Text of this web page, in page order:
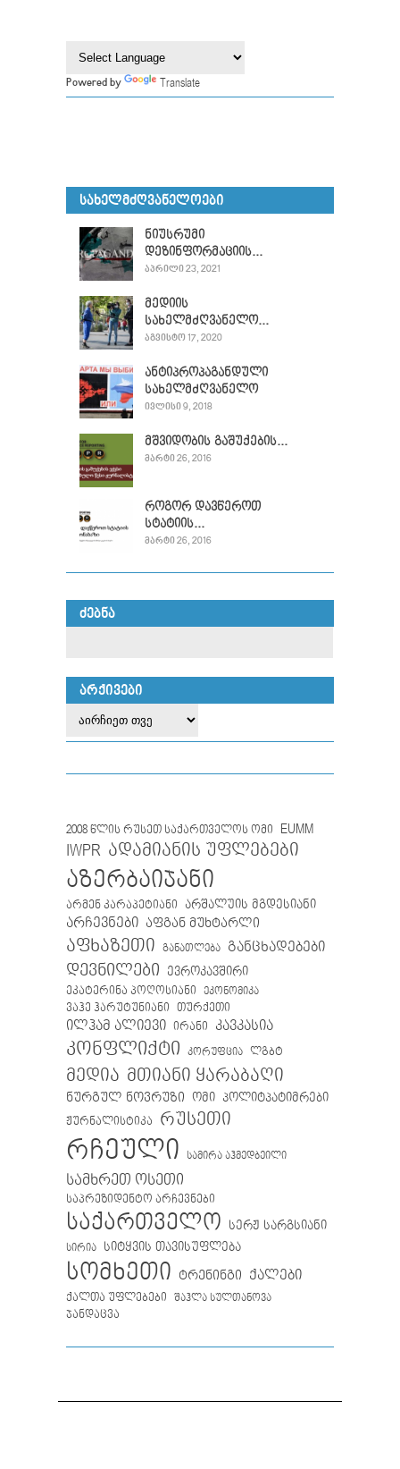
Powered by Translate
ᲡᲐᲮᲔᲚᲛᲫᲦᲕᲐᲜᲔᲚᲝᲔᲑᲘ
ნიუსრუმი
დეზინფორმაციის...
ᲐᲞᲠᲘᲚᲘ 23, 2021
მედიის
სახელმძღვანელო...
ᲐᲒᲕᲘᲡᲢᲝ 17, 2020
ანტიპროპაგანდული
სახელმძღვანელო
ᲘᲕᲚᲘᲡᲘ 9, 2018
მშვიდობის გაშუქების...
ᲛᲐᲠᲢᲘ 26, 2016
როგორ დავწეროთ
სტატიის...
ᲛᲐᲠᲢᲘ 26, 2016
ᲫᲔᲑᲜᲐ
ᲐᲠᲥᲘᲕᲔᲑᲘ
2008 წლის რუსეთ საქართველოს ომი EUMM
IWPR ადამიანის უფლებები
აზერბაიჯანი
არმენ კარაპეტიანი არშალუის მგდესიანი
არჩევნები აფგან მუხტარლი
აფხაზეთი განათლება განცხადებები
დევნილები
ევროკავშირი
ეკატერინა პოღოსიანი
ეკონომიკა
ვაჰე ჰარუტუნიანი თურქეთი
ილჰამ ალიევი ირანი კავკასია
კონფლიქტი კორუფცია ლგბტ
მედია მთიანი ყარაბაღი
ნურგულ ნოვრუზი ომი პოლიტპატიმრები
ჟურნალისტიკა
რუსეთი
რჩეული სამირა აჰმედბეილი
სამხრეთ ოსეთი
საპრეზიდენტო არჩევნები
საქართველო სერჟ სარგსიანი
სირია სიტყვის თავისუფლება
სომხეთი ტრენინგი ქალები
ქალთა უფლებები შაჰლა სულთანოვა
ჯანდაცვა